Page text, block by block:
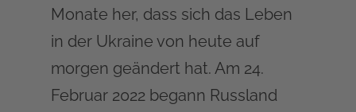
Monate her, dass sich das Leben
in der Ukraine von heute auf
morgen geändert hat. Am 24.
Februar 2022 begann Russland